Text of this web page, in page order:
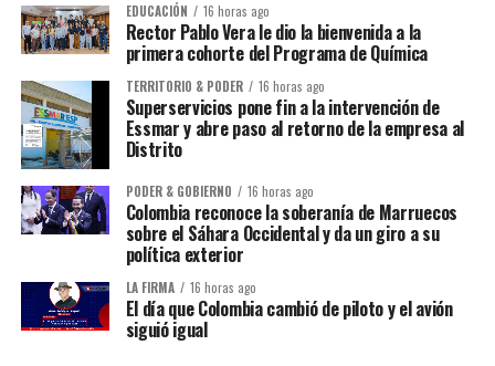
EDUCACIÓN 16 horas ago
Rector Pablo Vera le dio la bienvenida a la
primera cohorte del Programa de Química
TERRITORIO & PODER 16 horas ago
Superservicios pone fin a la intervención de
Essmar y abre paso al retorno de la empresa al
Distrito
PODER & GOBIERNO 16 horas ago
Colombia reconoce la soberanía de Marruecos
sobre el Sáhara Occidental y da un giro a su
política exterior
LA FIRMA 16 horas ago
El día que Colombia cambió de piloto y el avión
siguió igual